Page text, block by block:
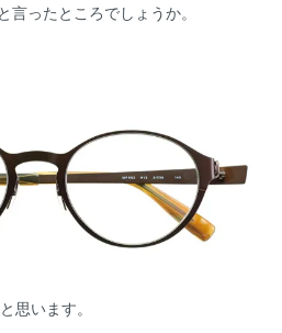
ったところでしょうか。
思います。